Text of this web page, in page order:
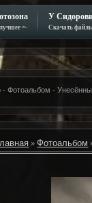
=-
У
Скачать
- Фотоальбом -
»Фотоальбом